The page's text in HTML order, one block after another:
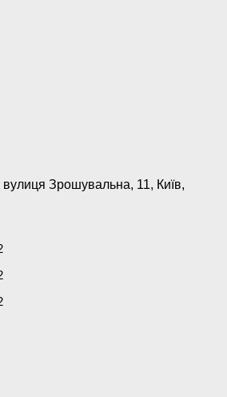
Зрошувальна, 11, Київ,